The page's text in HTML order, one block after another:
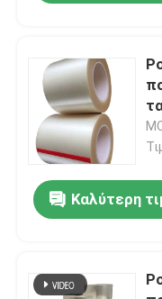
Καλύτερη